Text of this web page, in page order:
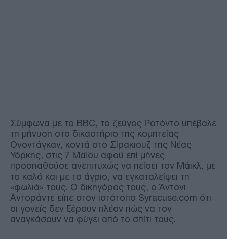
Σύμφωνα με το BBC, το ζεύγος Ροτόντο υπέβαλε
τη μήνυση στο δικαστήριο της κομητείας
Ονοντάγκαν, κοντά στο Σίρακιουζ της Νέας
Υόρκης, στις 7 Μαΐου αφού επί μήνες
προσπαθούσε ανεπιτυχώς να πείσει τον Μάικλ, με
το καλό και με το άγριο, να εγκαταλείψει τη
«φωλιά» τους. Ο δικηγόρος τους, ο Άντονι
Αντοράντε είπε στον ιστότοπο Syracuse.com ότι
οι γονείς δεν ξέρουν πλέον πώς να τον
αναγκάσουν να φύγει από το σπίτι τους.